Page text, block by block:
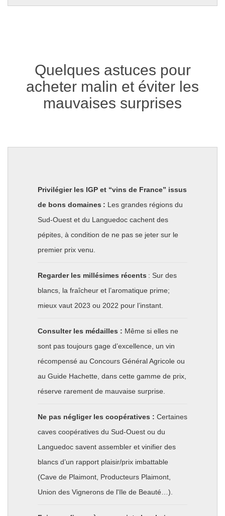
Quelques astuces pour
acheter malin et éviter les
mauvaises surprises
Privilégier les IGP et “vins de France” issus
de bons domaines : Les grandes régions du
Sud-Ouest et du Languedoc cachent des
pépites, à condition de ne pas se jeter sur le
premier prix venu.
Regarder les millésimes récents : Sur des
blancs, la fraîcheur et l’aromatique prime;
mieux vaut 2023 ou 2022 pour l’instant.
Consulter les médailles : Même si elles ne
sont pas toujours gage d’excellence, un vin
récompensé au Concours Général Agricole ou
au Guide Hachette, dans cette gamme de prix,
réserve rarement de mauvaise surprise.
Ne pas négliger les coopératives : Certaines
caves coopératives du Sud-Ouest ou du
Languedoc savent assembler et vinifier des
blancs d’un rapport plaisir/prix imbattable
(Cave de Plaimont, Producteurs Plaimont,
Union des Vignerons de l'Ile de Beauté…).